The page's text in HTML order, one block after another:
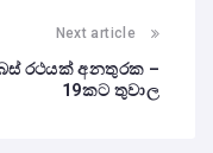
Next article
රථයක් අනතුරක –
19කට තුවාල